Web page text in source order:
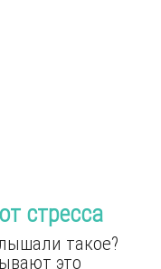
стресса
такое?
это